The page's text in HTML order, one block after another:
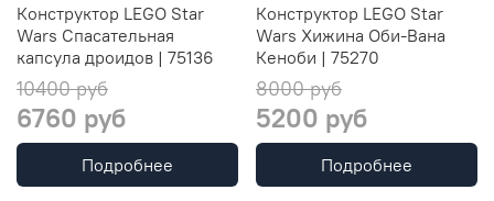
Конструктор LEGO Star
Wars Спасательная
капсула дроидов | 75136
10400 руб
6760 руб
Подробнее
Конструктор LEGO Star
Wars Хижина Оби-Вана
Кеноби | 75270
8000 руб
5200 руб
Подробнее